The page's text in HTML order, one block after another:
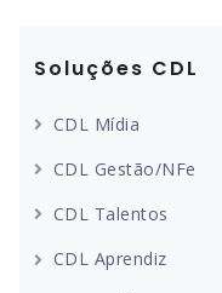
Soluções CDL
CDL Mídia
CDL Gestão/NFe
CDL Talentos
CDL Aprendiz